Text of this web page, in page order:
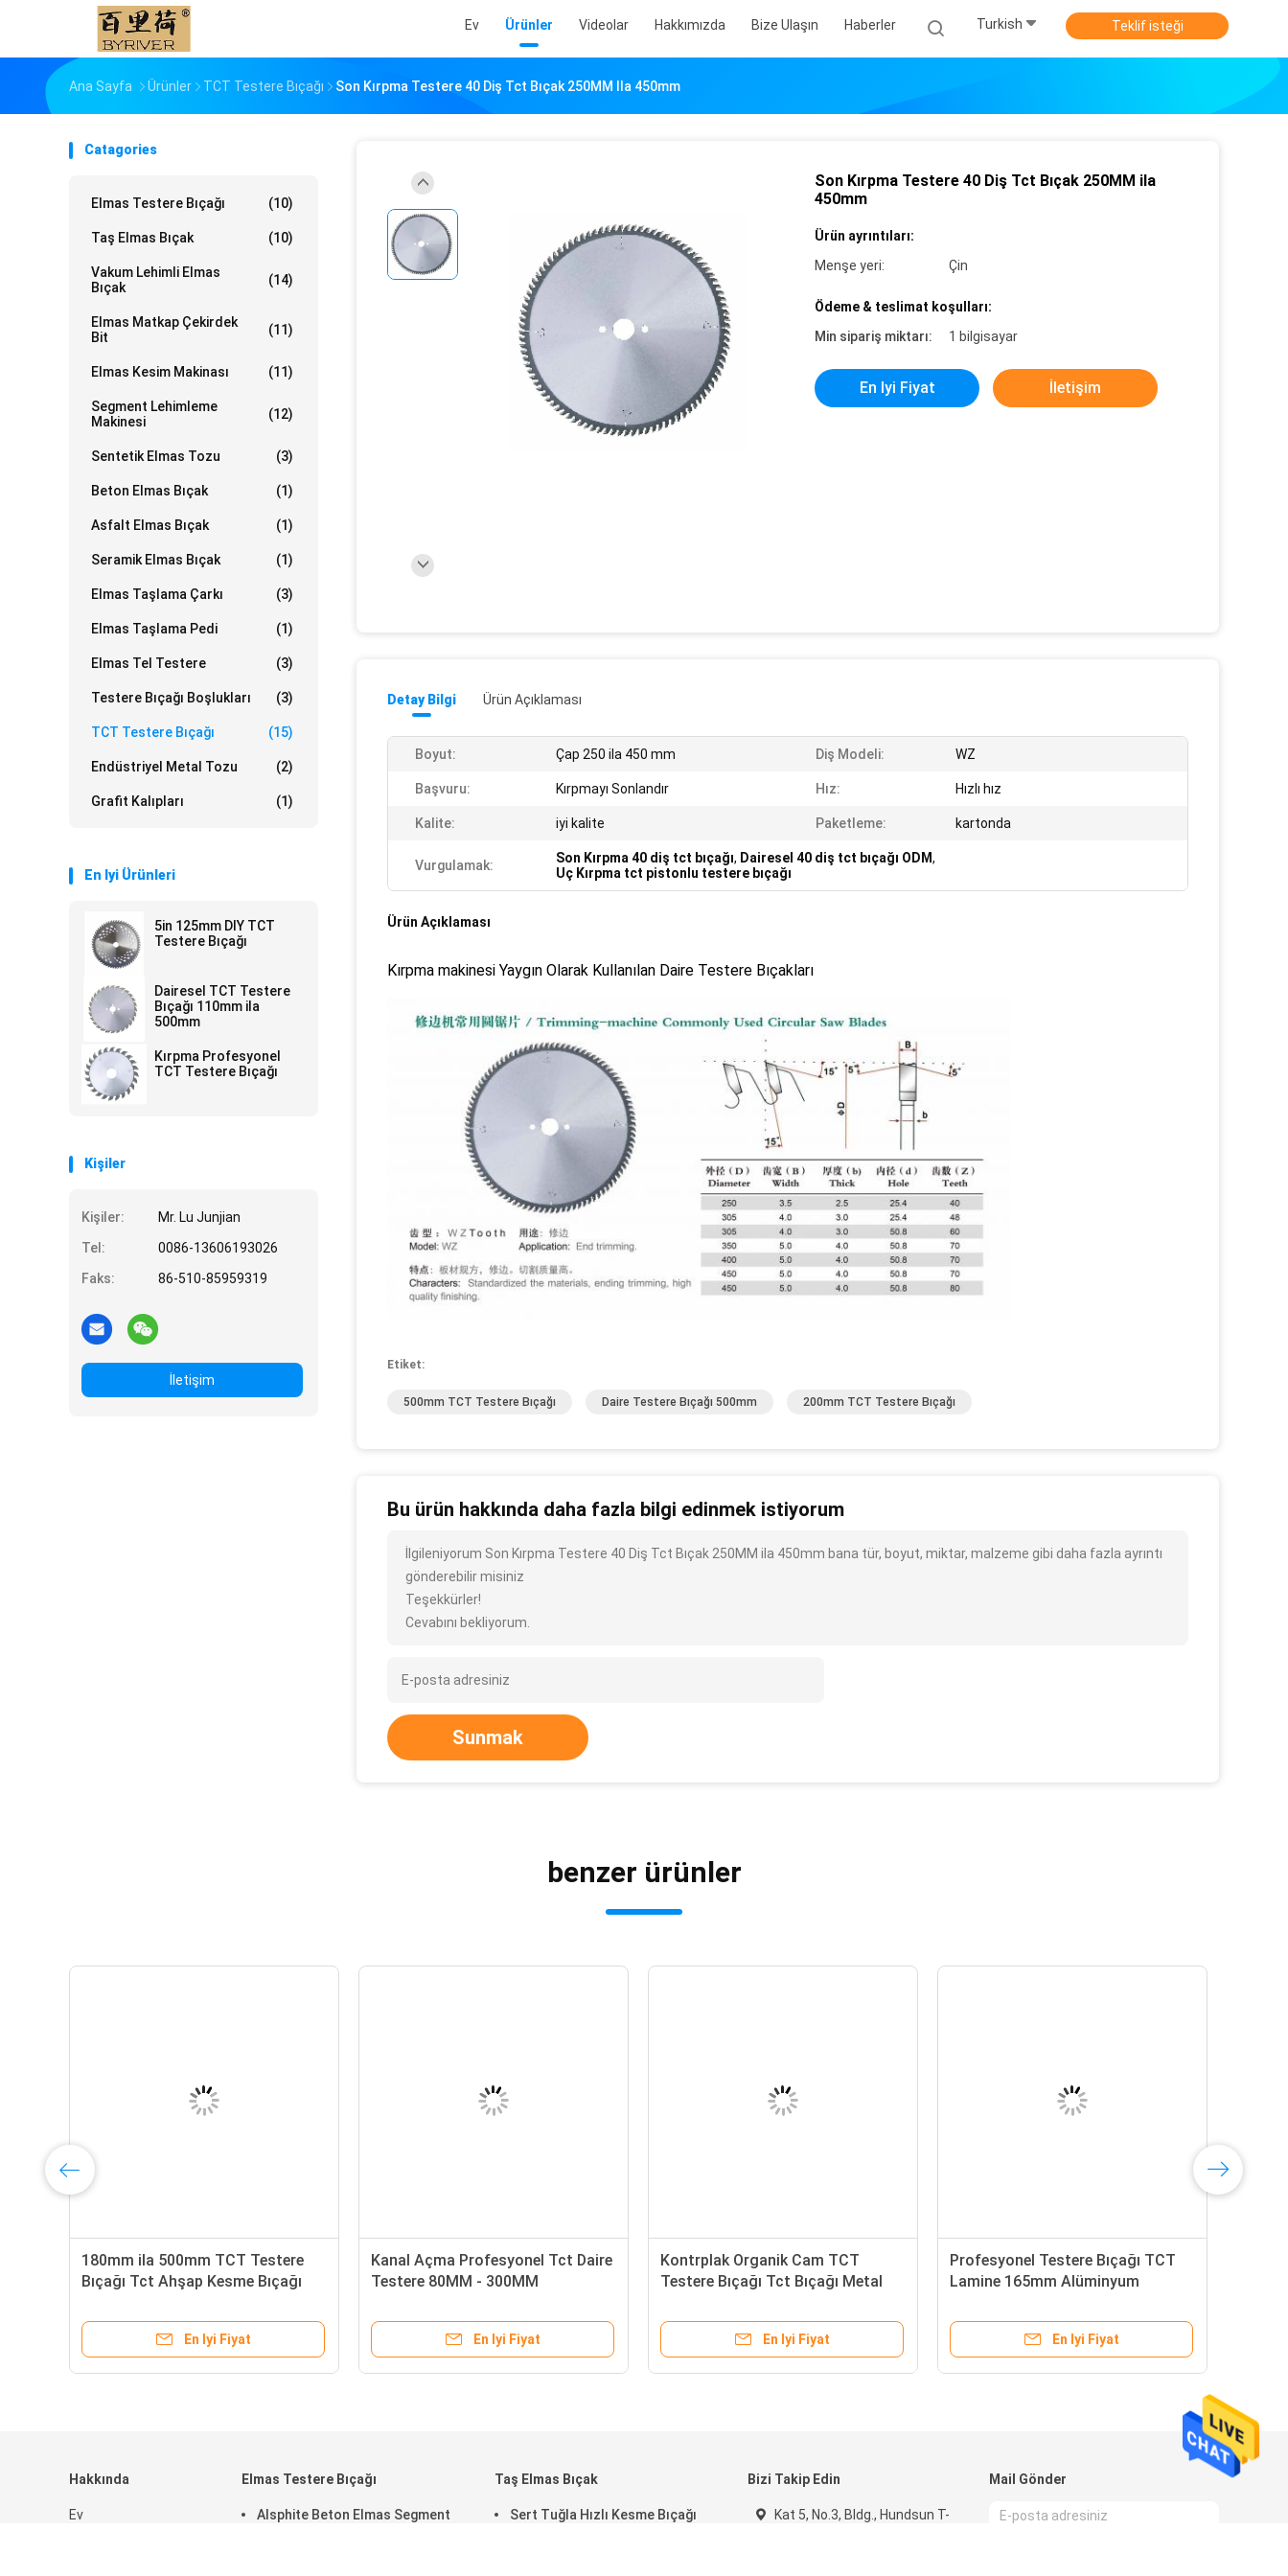
Ev Ürünler Videolar Hakkımızda Bize Ulaşın Haberler Turkish Teklif isteği
Ana Sayfa Ürünler TCT Testere Bıçağı Son Kırpma Testere 40 Diş Tct Bıçak 250MM Ila 450mm
Catagories
Elmas Testere Bıçağı (10)
Taş Elmas Bıçak (10)
Vakum Lehimli Elmas
Bıçak
(14)
Elmas Matkap Çekirdek
Bit
(11)
Elmas Kesim Makinası (11)
Segment Lehimleme
Makinesi
(12)
Sentetik Elmas Tozu (3)
Beton Elmas Bıçak (1)
Asfalt Elmas Bıçak (1)
Seramik Elmas Bıçak (1)
Elmas Taşlama Çarkı (3)
Elmas Taşlama Pedi (1)
Elmas Tel Testere (3)
Testere Bıçağı Boşlukları (3)
TCT Testere Bıçağı (15)
Endüstriyel Metal Tozu (2)
Grafit Kalıpları (1)
En Iyi Ürünleri
5in 125mm DIY TCT
Testere Bıçağı
Dairesel TCT Testere
Bıçağı 110mm ila
500mm
Kırpma Profesyonel
TCT Testere Bıçağı
Kişiler
Kişiler:
Mr. Lu Junjian
Tel:
0086-13606193026
Faks:
86-510-85959319
İletişim
Son Kırpma Testere 40 Diş Tct Bıçak 250MM ila
450mm
Ürün ayrıntıları:
Menşe yeri:
Çin
Ödeme & teslimat koşulları:
Min sipariş miktarı:
1 bilgisayar
En Iyi Fiyat İletişim
Detay Bilgi Ürün Açıklaması
Boyut: Çap 250 ila 450 mm Diş Modeli: WZ
Başvuru: Kırpmayı Sonlandır Hız: Hızlı hız
Kalite: iyi kalite Paketleme: kartonda
Vurgulamak: Son Kırpma 40 diş tct bıçağı, Dairesel 40 diş tct bıçağı ODM,
Uç Kırpma tct pistonlu testere bıçağı
Ürün Açıklaması
Kırpma makinesi Yaygın Olarak Kullanılan Daire Testere Bıçakları
Etiket:
500mm TCT Testere Bıçağı Daire Testere Bıçağı 500mm 200mm TCT Testere Bıçağı
Bu ürün hakkında daha fazla bilgi edinmek istiyorum
İlgileniyorum Son Kırpma Testere 40 Diş Tct Bıçak 250MM ila 450mm bana tür, boyut, miktar, malzeme gibi daha fazla ayrıntı
gönderebilir misiniz
Teşekkürler!
Cevabını bekliyorum.
Sunmak
benzer ürünler
180mm ila 500mm TCT Testere
Bıçağı Tct Ahşap Kesme Bıçağı
En Iyi Fiyat
Kanal Açma Profesyonel Tct Daire
Testere 80MM - 300MM
En Iyi Fiyat
Kontrplak Organik Cam TCT
Testere Bıçağı Tct Bıçağı Metal
En Iyi Fiyat
Profesyonel Testere Bıçağı TCT
Lamine 165mm Alüminyum
En Iyi Fiyat
Hakkında
Ev
Elmas Testere Bıçağı
Alsphite Beton Elmas Segment
Taş Elmas Bıçak
Sert Tuğla Hızlı Kesme Bıçağı
Bizi Takip Edin
Kat 5, No.3, Bldg., Hundsun T-
Mail Gönder